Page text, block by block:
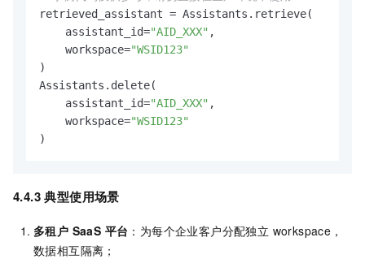
retrieved_assistant = Assistants.retrieve(
    assistant_id=
"AID_XXX" ,
    workspace=
"WSID123"
)
Assistants.delete(
    assistant_id=
"AID_XXX" ,
    workspace=
"WSID123"
)
4.4.3 典型使用场景
多租户 SaaS 平台 ：为每个企业客户分配独立 workspace，
数据相互隔离；